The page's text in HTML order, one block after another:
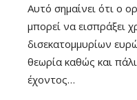
Αυτό σημαίνει ότι ο
μπορεί να εισπράξει
δισεκατομμυρίων
θεωρία καθώς και
έχοντος…